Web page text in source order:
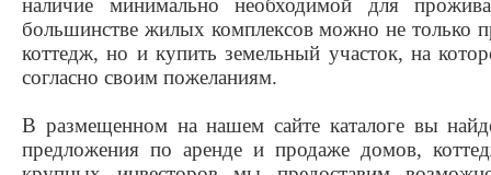
наличие минимально необходимой для
большинстве жилых комплексов можно не только
коттедж, но и купить земельный участок, на
согласно своим пожеланиям.
В размещенном на нашем сайте каталоге вы
предложения по аренде и продаже домов,